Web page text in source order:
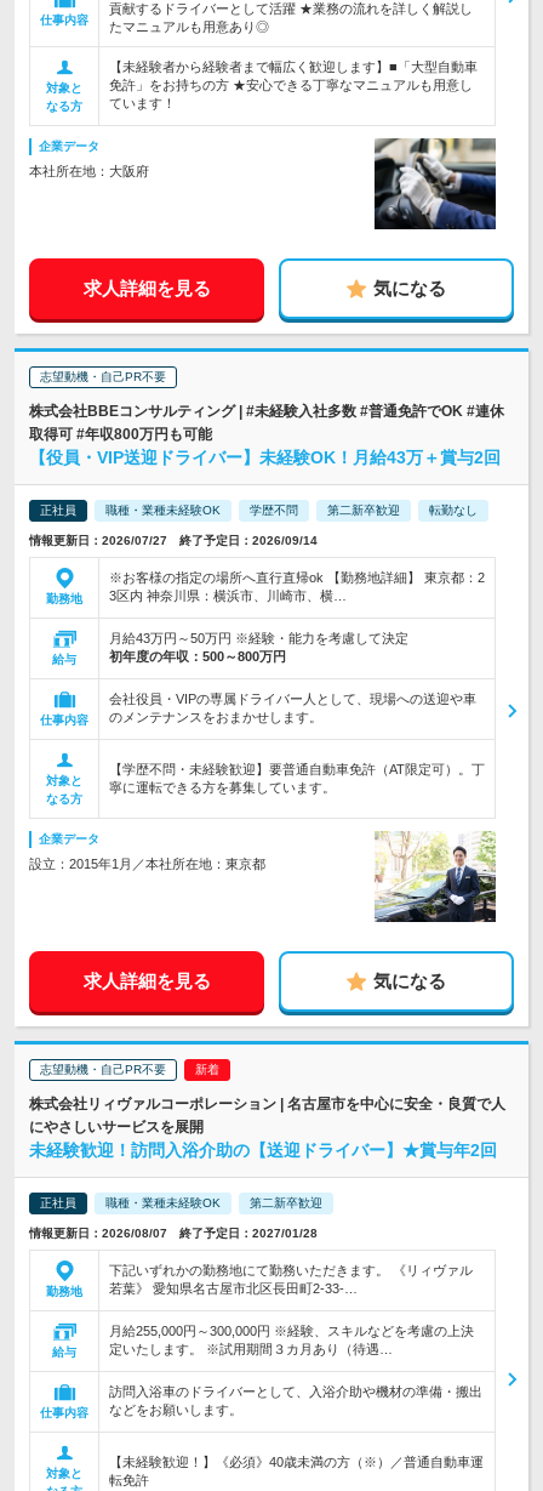
仕事内容
貢献するドライバーとして活躍 ★業務の流れを詳しく解説し
たマニュアルも用意あり◎
対象と
なる方
【未経験者から経験者まで幅広く歓迎します】■「大型自動車
免許」をお持ちの方 ★安心できる丁寧なマニュアルも用意し
ています！
企業データ
本社所在地：大阪府
求人詳細を見る 気になる
志望動機・自己PR不要
株式会社BBEコンサルティング | #未経験入社多数 #普通免許でOK #連休
取得可 #年収800万円も可能
【役員・VIP送迎ドライバー】未経験OK！月給43万＋賞与2回
正社員 職種・業種未経験OK 学歴不問 第二新卒歓迎 転勤なし
情報更新日：2026/07/27 終了予定日：2026/09/14
勤務地
※お客様の指定の場所へ直行直帰ok 【勤務地詳細】 東京都：2
3区内 神奈川県：横浜市、川崎市、横…
給与
月給43万円～50万円 ※経験・能力を考慮して決定
初年度の年収： 500～800万円
仕事内容
会社役員・VIPの専属ドライバー人として、現場への送迎や車
のメンテナンスをおまかせします。
対象と
なる方
【学歴不問・未経験歓迎】要普通自動車免許（AT限定可）。丁
寧に運転できる方を募集しています。
企業データ
設立：2015年1月／本社所在地：東京都
求人詳細を見る 気になる
志望動機・自己PR不要
株式会社リィヴァルコーポレーション | 名古屋市を中心に安全・良質で人
にやさしいサービスを展開
未経験歓迎！訪問入浴介助の【送迎ドライバー】★賞与年2回
正社員 職種・業種未経験OK 第二新卒歓迎
情報更新日：2026/08/07 終了予定日：2027/01/28
勤務地
下記いずれかの勤務地にて勤務いただきます。 《リィヴァル
若葉》 愛知県名古屋市北区長田町2-33-…
給与
月給255,000円～300,000円 ※経験、スキルなどを考慮の上決
定いたします。 ※試用期間３カ月あり（待遇…
仕事内容
訪問入浴車のドライバーとして、入浴介助や機材の準備・搬出
などをお願いします。
対象と
【未経験歓迎！】《必須》40歳未満の方（※）／普通自動車運
転免許